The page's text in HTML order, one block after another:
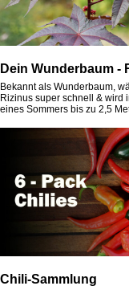
Dein Wunderbaum -
Bekannt als Wunderbaum,
Rizinus super schnell & wird
eines Sommers bis zu 2,5
Chili-Sammlung